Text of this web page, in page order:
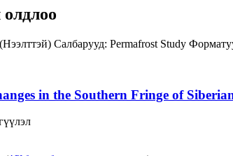
олдлоо
Салбарууд: Permafrost Study
in the Southern Fringe of